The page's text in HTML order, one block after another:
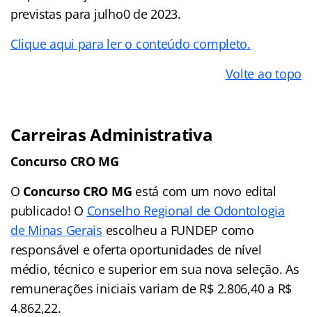
previstas para julho0 de 2023.
Clique aqui para ler o conteúdo completo.
Volte ao topo
Carreiras Administrativa
Concurso CRO MG
O Concurso CRO MG está com um novo edital
publicado! O Conselho Regional de Odontologia
de Minas Gerais escolheu a FUNDEP como
responsável e oferta oportunidades de nível
médio, técnico e superior em sua nova seleção. As
remunerações iniciais variam de R$ 2.806,40 a R$
4.862,22.